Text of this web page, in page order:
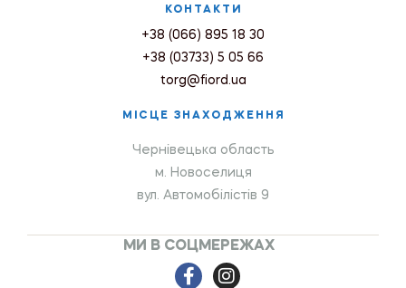
КОНТАКТИ
+38 (066) 895 18 30
+38 (03733) 5 05 66
torg@fiord.ua
МІСЦЕ ЗНАХОДЖЕННЯ
Чернівецька область
м. Новоселиця
вул. Автомобілістів 9
МИ В СОЦМЕРЕЖАХ